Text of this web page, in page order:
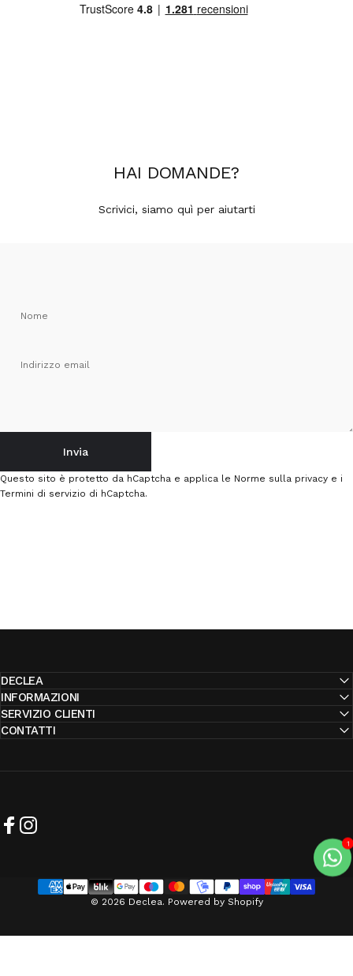
HAI DOMANDE?
Scrivici, siamo quì per aiutarti
Nome
Indirizzo email
MessaggioInvia
Questo sito è protetto da hCaptcha e applica le Norme sulla privacy e i
Termini di servizio di hCaptcha.
DECLEA
INFORMAZIONI
SERVIZIO CLIENTI
CONTATTI
© 2026 Declea. Powered by Shopify